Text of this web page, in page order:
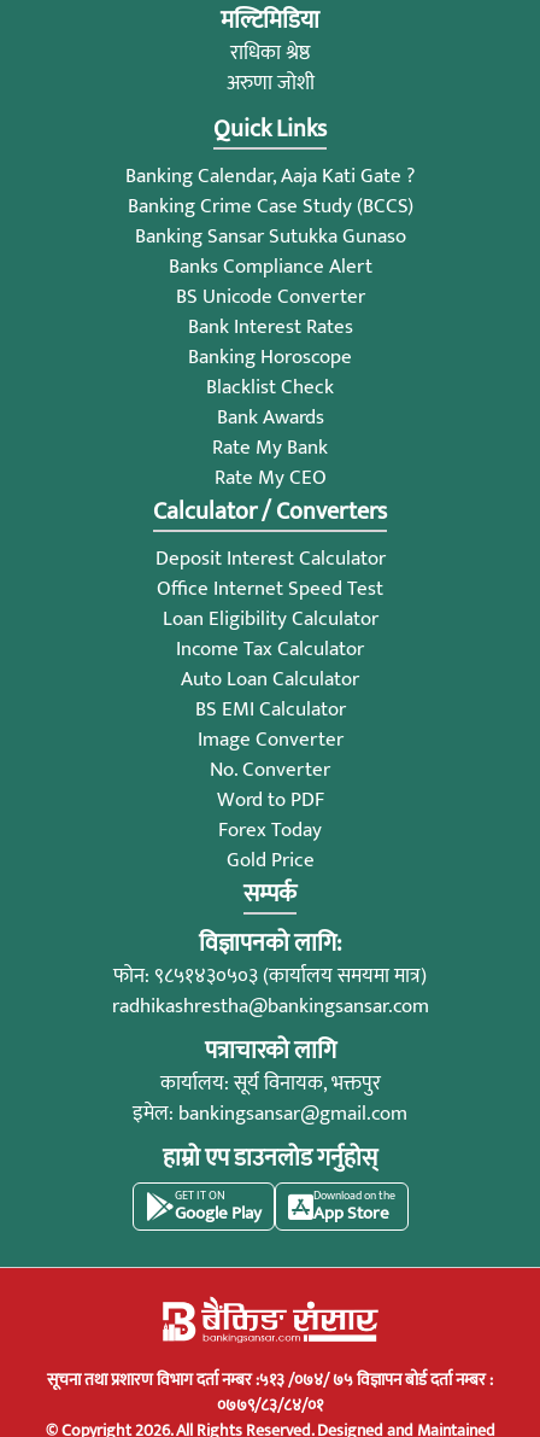
मल्टिमिडिया
राधिका श्रेष्ठ
अरुणा जोशी
Quick Links
Banking Calendar, Aaja Kati Gate ?
Banking Crime Case Study (BCCS)
Banking Sansar Sutukka Gunaso
Banks Compliance Alert
BS Unicode Converter
Bank Interest Rates
Banking Horoscope
Blacklist Check
Bank Awards
Rate My Bank
Rate My CEO
Calculator / Converters
Deposit Interest Calculator
Office Internet Speed Test
Loan Eligibility Calculator
Income Tax Calculator
Auto Loan Calculator
BS EMI Calculator
Image Converter
No. Converter
Word to PDF
Forex Today
Gold Price
सम्पर्क
विज्ञापनको लागि:
फोन: ९८५१४३०५०३ (कार्यालय समयमा मात्र)
radhikashrestha@bankingsansar.com
पत्राचारको लागि
कार्यालय: सूर्य विनायक, भक्तपुर
इमेल: bankingsansar@gmail.com
हाम्रो एप डाउनलोड गर्नुहोस्
GET IT ON
Google Play
Download on the
App Store
सूचना तथा प्रशारण विभाग दर्ता नम्बर :५१३ /०७४/ ७५ विज्ञापन बोर्ड दर्ता नम्बर :
०७७९/८३/८४/०१
© Copyright 2026. All Rights Reserved.Designed and Maintained